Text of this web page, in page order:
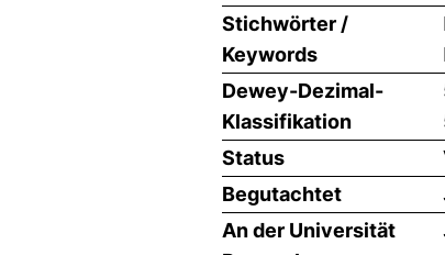
Stichwörter /
Keywords
Dewey-Dezimal-
Klassifikation
Status
Begutachtet
An der Universität